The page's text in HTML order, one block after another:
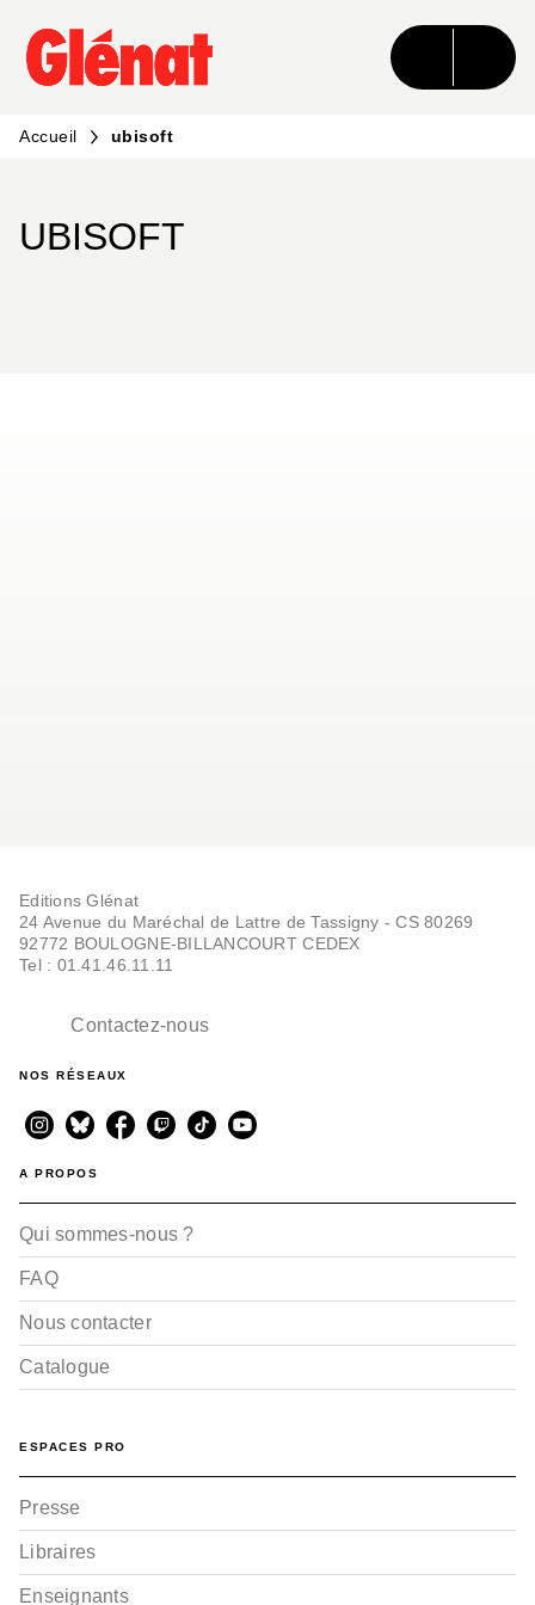
MENU RECHERCHE CONTENU
PIED DE PAGE
Accueil ubisoft
UBISOFT
Editions Glénat
24 Avenue du Maréchal de Lattre de Tassigny - CS 80269
92772 BOULOGNE-BILLANCOURT CEDEX
Tel : 01.41.46.11.11
Contactez-nous
NOS RÉSEAUX
A PROPOS
Qui sommes-nous ?
FAQ
Nous contacter
Catalogue
ESPACES PRO
Presse
Libraires
Enseignants